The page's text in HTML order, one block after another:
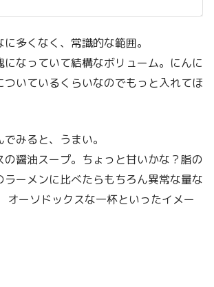
多くなく、常識的な範囲。
になっていて結構なボリューム。にんに
ついているくらいなのでもっと入れてほ
みると、うまい。
の醤油スープ。ちょっと甘いかな？脂の
ラーメンに比べたらもちろん異常な量な
オーソドックスな一杯といったイメー